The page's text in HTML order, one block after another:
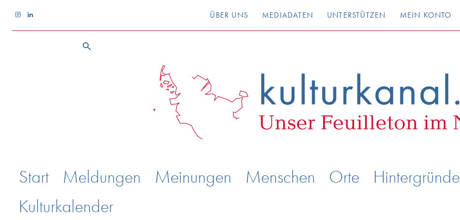
ÜBER UNS MEDIADATEN UNTERSTÜTZEN MEIN KONTO
Start Meldungen Meinungen Menschen Orte Hintergründe
Kulturkalender